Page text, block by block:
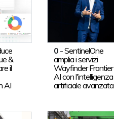
&
il
AI
0 -SentinelOne
amplia i servizi
Wayfinder Frontier
AI con l'intelligenza
artificiale avanzata